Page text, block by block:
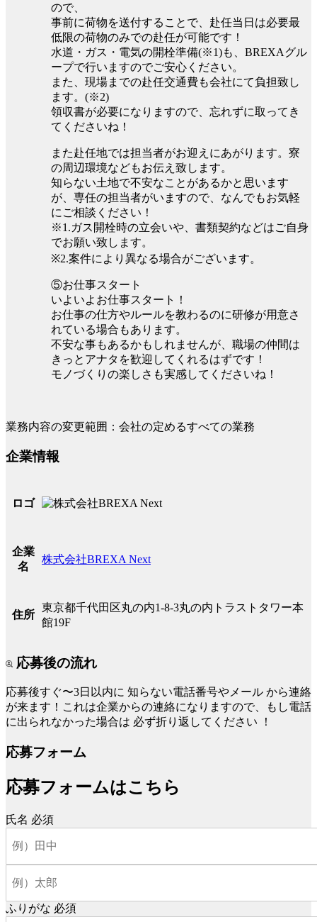
ので、
事前に荷物を送付することで、赴任当日は必要最
低限の荷物のみでの赴任が可能です！
水道・ガス・電気の開栓準備(※1)も、BREXAグル
ープで行いますのでご安心ください。
また、現場までの赴任交通費も会社にて負担致し
ます。(※2)
領収書が必要になりますので、忘れずに取ってき
てくださいね！
また赴任地では担当者がお迎えにあがります。寮
の周辺環境などもお伝え致します。
知らない土地で不安なことがあるかと思います
が、専任の担当者がいますので、なんでもお気軽
にご相談ください！
※1.ガス開栓時の立会いや、書類契約などはご自身
でお願い致します。
※2.案件により異なる場合がございます。
⑤お仕事スタート
いよいよお仕事スタート！
お仕事の仕方やルールを教わるのに研修が用意さ
れている場合もあります。
不安な事もあるかもしれませんが、職場の仲間は
きっとアナタを歓迎してくれるはずです！
モノづくりの楽しさも実感してくださいね！
業務内容の変更範囲：会社の定めるすべての業務
企業情報
ロゴ
企業
名
株式会社BREXA Next
住所
東京都千代田区丸の内1-8-3丸の内トラストタワー本
館19F
応募後の流れ
応募後すぐ〜3日以内に 知らない電話番号やメール から連絡
が来ます！これは企業からの連絡になりますので、もし電話
に出られなかった場合は 必ず折り返してください ！
応募フォーム
応募フォームはこちら
氏名 必須
ふりがな 必須